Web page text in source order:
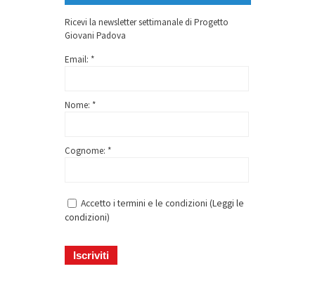
Ricevi la newsletter settimanale di Progetto
Giovani Padova
Email: *
Nome: *
Cognome: *
Accetto i termini e le condizioni (Leggi le
condizioni)